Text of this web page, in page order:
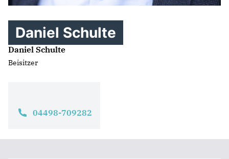
Daniel Schulte
Daniel Schulte
Beisitzer
04498-709282